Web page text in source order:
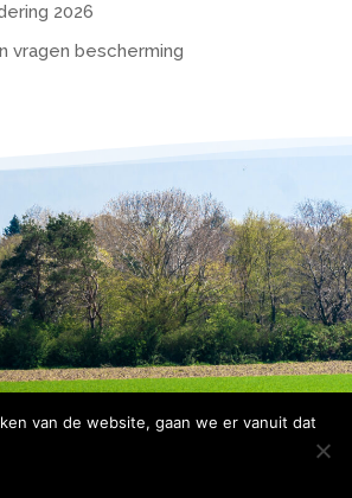
2026
vragen bescherming
van de website, gaan we er vanuit dat